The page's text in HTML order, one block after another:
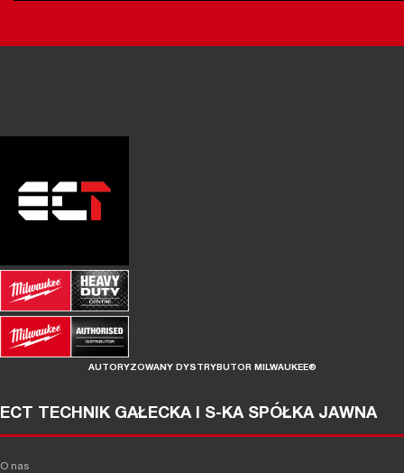
AUTORYZOWANY DYSTRYBUTOR MILWAUKEE®
ECT TECHNIK GAŁECKA I S-KA SPÓŁKA JAWNA
O nas